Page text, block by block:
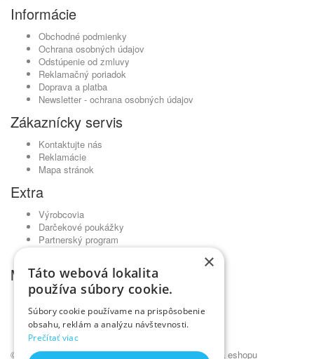
Informácie
Obchodné podmienky
Ochrana osobných údajov
Odstúpenie od zmluvy
Reklamačný poriadok
Doprava a platba
Newsletter - ochrana osobných údajov
Zákaznícky servis
Kontaktujte nás
Reklamácie
Mapa stránok
Extra
Výrobcovia
Darčekové poukážky
Partnerský program
Akciový tovar
Môj účet
Môj účet
História objednávok
Obľúbené produkty
Novinky
© Kadernícky veľkoobchod •NajReklama.sk - tvorba eshopu
×
Táto webová lokalita
používa súbory cookie.
Súbory cookie používame na prispôsobenie
obsahu, reklám a analýzu návštevnosti.
Prečítať viac